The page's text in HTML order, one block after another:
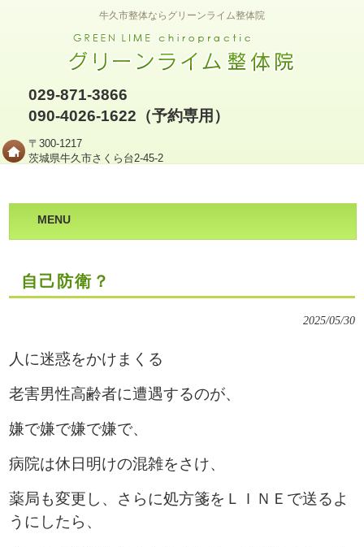
牛久市整体ならグリーンライム整体院
029-871-3866
090-4026-1622（予約専用）
〒300-1217
茨城県牛久市さくら台2-45-2
MENU
自己防衛？
2025/05/30
人に迷惑をかけまくる
老害男性高齢者に遭遇するのが、
嫌で嫌で嫌で嫌で、
病院は休日明けの混雑をさけ、
薬局も変更し、さらに処方箋をＬＩＮＥで送るよ
うにしたら、